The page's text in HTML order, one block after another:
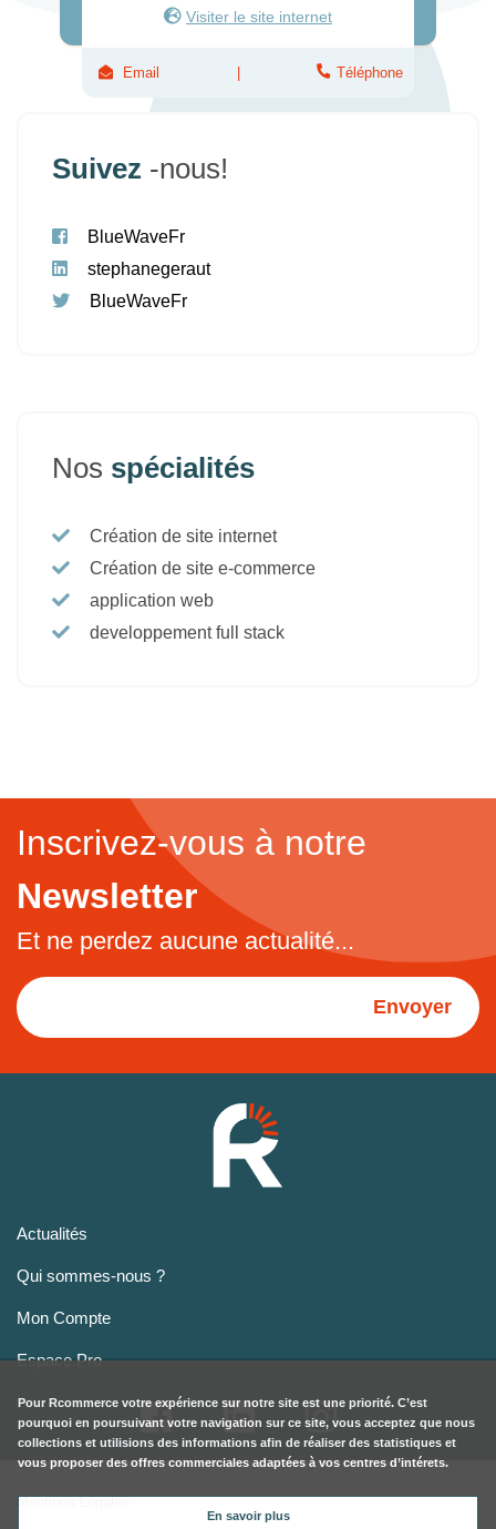
Visiter le site internet
Email Téléphone
Suivez -nous!
BlueWaveFr
stephanegeraut
BlueWaveFr
Nos spécialités
Création de site internet
Création de site e-commerce
application web
developpement full stack
Inscrivez-vous à notre
Newsletter
Et ne perdez aucune actualité...
Envoyer
Actualités
Qui sommes-nous ?
Mon Compte
Espace Pro
Mentions Légales
Pour Rcommerce votre expérience sur notre site est une priorité. C’est
pourquoi en poursuivant votre navigation sur ce site, vous acceptez que nous
collections et utilisions des informations afin de réaliser des statistiques et
vous proposer des offres commerciales adaptées à vos centres d’intérets.
En savoir plus